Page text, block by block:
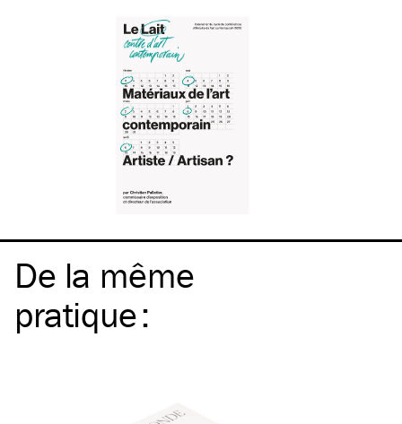
De la même
pratique: